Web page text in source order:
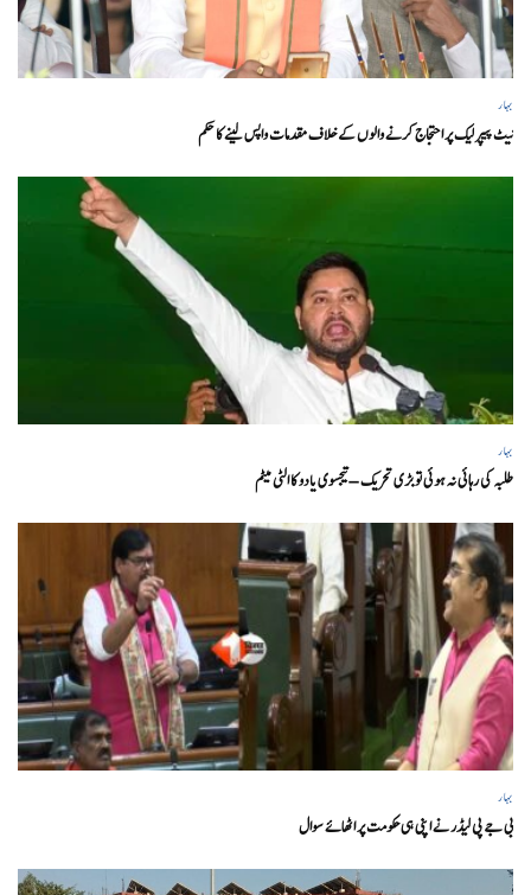
بہار
نیٹ پیپر لیک پر احتجاج کرنے والوں کے خلاف مقدمات واپس لینے کا حکم
بہار
طلبہ کی رہائی نہ ہوئی تو بڑی تحریک – تیجسوی یادو کا الٹی میٹم
بہار
بی جے پی لیڈر نے اپنی ہی حکومت پر اٹھائے سوال